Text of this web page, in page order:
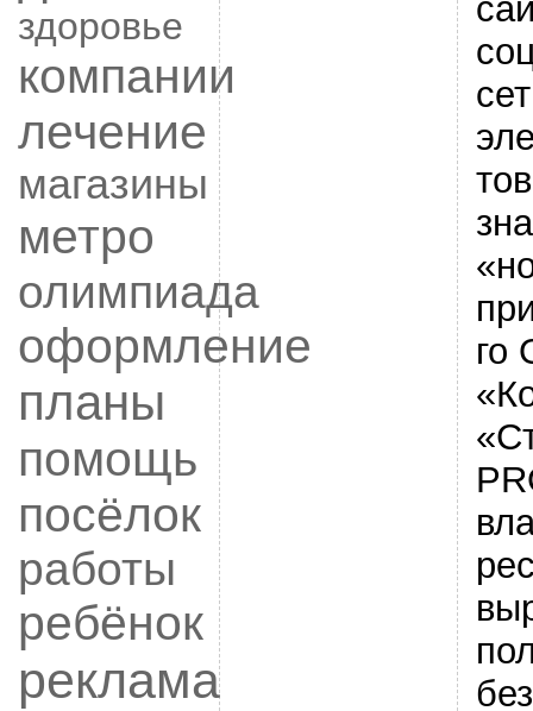
здоровье
компании
лечение
магазины
метро
олимпиада
оформление
планы
помощь
посёлок
работы
ребёнок
реклама
го